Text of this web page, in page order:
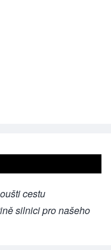
cestu
silnici pro našeho